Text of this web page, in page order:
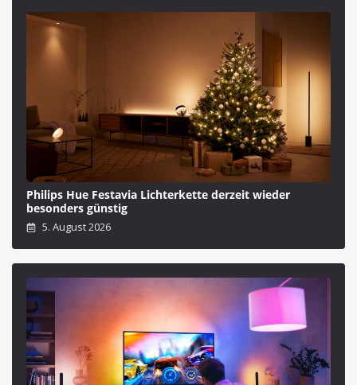
Philips Hue Festavia Lichterkette derzeit wieder
besonders günstig
5. August 2026